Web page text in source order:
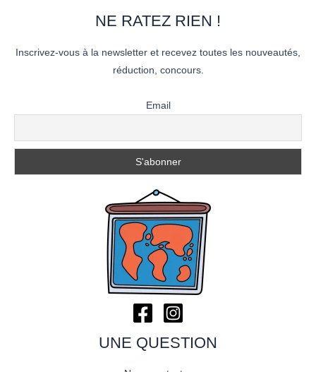
NE RATEZ RIEN !
Inscrivez-vous à la newsletter et recevez toutes les nouveautés,
réduction, concours.
Email
UNE QUESTION